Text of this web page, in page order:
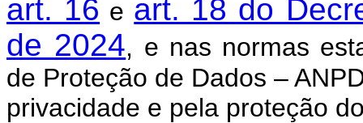
art. 16 e art. 18 do
de 2024, e nas normas
de Proteção de Dados –
privacidade e pela proteção